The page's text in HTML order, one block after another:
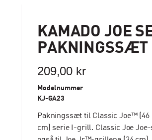
KAMADO JOE
PAKNINGSSÆT
209,00 kr
Modelnummer
KJ-GA23
Pakningssæt til Classic Joe™ (46
cm) serie I-grill. Classic Joe